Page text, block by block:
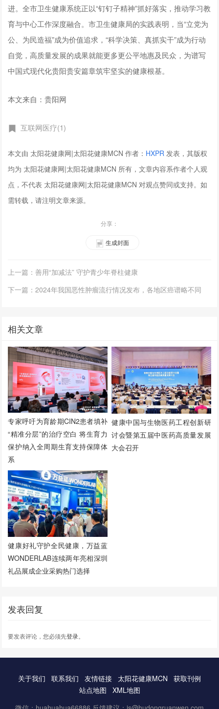
进。全市卫生健康系统正以“钉钉子精神”抓好落实，推动学习教
育与中心工作深度融合。市卫生健康局的实践表明，当“立党为
公、为民造福”成为价值追求，“科学决策、真抓实干”成为行动
自觉，高质量发展的成果就能更多更公平地惠及民众，为谱写
中国式现代化贵阳贵安篇章筑牢坚实的健康根基。
本文来自：贵阳网
互联网医疗(1)
本文由 太阳花健康网|太阳花健康MCN 作者： HXPR 发表，其版权
均为 太阳花健康网|太阳花健康MCN 所有，文章内容系作者个人观
点，不代表 太阳花健康网|太阳花健康MCN 对观点赞同或支持。如
需转载，请注明文章来源。
分享：
生成封面
上一篇：善用“加减法” 守护青少年脊柱健康
下一篇：2024年我国恶性肿瘤流行情况发布，各地区癌谱略不同
相关文章
专家呼吁为育龄期CIN2患者填补
“精准分层”的治疗空白 将生育力
保护纳入全周期生育支持保障体
系
健康中国与生物医药工程创新研
讨会暨第五届中医药高质量发展
大会召开
健康好礼守护全民健康，万益蓝
WONDERLAB连续两年亮相深圳
礼品展成企业采购热门选择
发表回复
要发表评论，您必须先登录。
关于我们 联系我们 友情链接 太阳花健康MCN
获取刊例
站点地图
XML地图